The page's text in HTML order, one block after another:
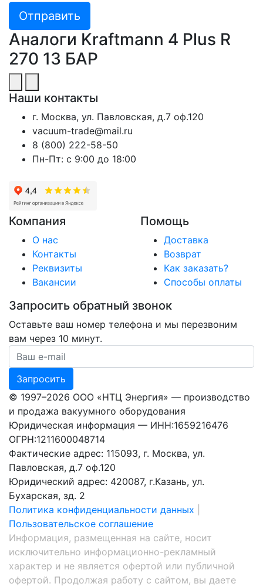
Отправить
Аналоги Kraftmann 4 Plus R
270 13 БАР
Наши контакты
г. Москва, ул. Павловская, д.7 оф.120
vacuum-trade@mail.ru
8 (800) 222-58-50
Пн-Пт: с 9:00 до 18:00
Компания
О нас
Контакты
Реквизиты
Вакансии
Помощь
Доставка
Возврат
Как заказать?
Способы оплаты
Запросить обратный звонок
Оставьте ваш номер телефона и мы перезвоним
вам через 10 минут.
Ваш номер телефона
Запросить
© 1997–2026 ООО «НТЦ Энергия» — производство
и продажа вакуумного оборудования
Юридическая информация — ИНН:1659216476
ОГРН:1211600048714
Фактические адрес: 115093, г. Москва, ул.
Павловская, д.7 оф.120
Юридический адрес: 420087, г.Казань, ул.
Бухарская, зд. 2
Политика конфиденциальности данных
Пользовательское соглашение
Информация, размещенная на сайте, носит
исключительно информационно-рекламный
характер и не является офертой или публичной
офертой. Продолжая работу с сайтом, вы даете